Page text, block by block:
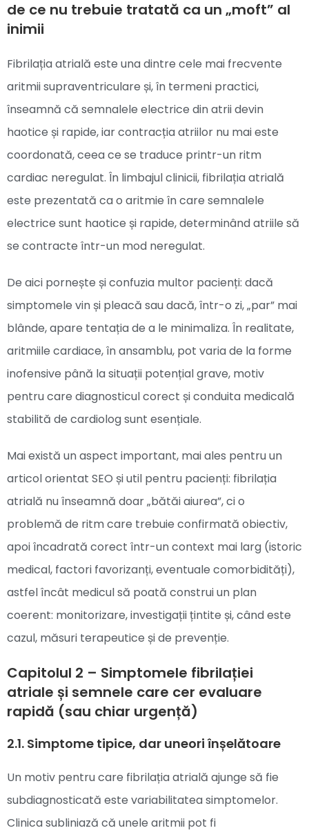
de ce nu trebuie tratată ca un „moft” al
inimii
Fibrilația atrială este una dintre cele mai frecvente
aritmii supraventriculare și, în termeni practici,
înseamnă că semnalele electrice din atrii devin
haotice și rapide, iar contracția atriilor nu mai este
coordonată, ceea ce se traduce printr-un ritm
cardiac neregulat. În limbajul clinicii, fibrilația atrială
este prezentată ca o aritmie în care semnalele
electrice sunt haotice și rapide, determinând atriile să
se contracte într-un mod neregulat.
De aici pornește și confuzia multor pacienți: dacă
simptomele vin și pleacă sau dacă, într-o zi, „par” mai
blânde, apare tentația de a le minimaliza. În realitate,
aritmiile cardiace, în ansamblu, pot varia de la forme
inofensive până la situații potențial grave, motiv
pentru care diagnosticul corect și conduita medicală
stabilită de cardiolog sunt esențiale.
Mai există un aspect important, mai ales pentru un
articol orientat SEO și util pentru pacienți: fibrilația
atrială nu înseamnă doar „bătăi aiurea”, ci o
problemă de ritm care trebuie confirmată obiectiv,
apoi încadrată corect într-un context mai larg (istoric
medical, factori favorizanți, eventuale comorbidități),
astfel încât medicul să poată construi un plan
coerent: monitorizare, investigații țintite și, când este
cazul, măsuri terapeutice și de prevenție.
Capitolul 2 – Simptomele fibrilației
atriale și semnele care cer evaluare
rapidă (sau chiar urgență)
2.1. Simptome tipice, dar uneori înșelătoare
Un motiv pentru care fibrilația atrială ajunge să fie
subdiagnosticată este variabilitatea simptomelor.
Clinica subliniază că unele aritmii pot fi